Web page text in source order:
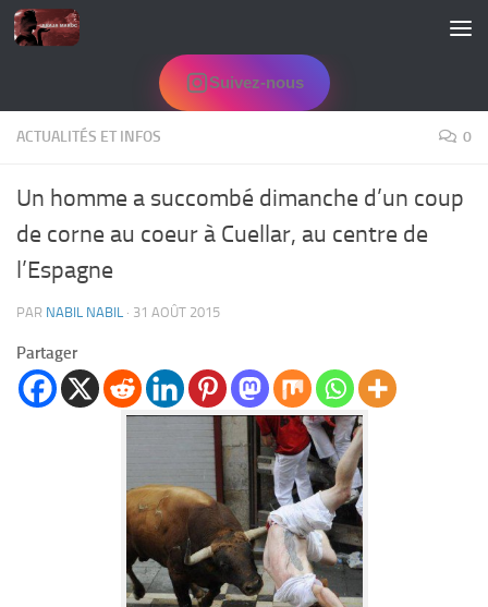
Skip to content
Suivez-nous
ACTUALITÉS ET INFOS 0
Un homme a succombé dimanche d’un coup
de corne au coeur à Cuellar, au centre de
l’Espagne
PAR NABIL NABIL · 31 AOÛT 2015
Partager